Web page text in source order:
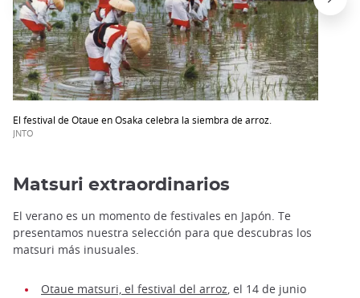
El festival de Otaue en Osaka celebra la siembra de arroz.
JNTO
Matsuri extraordinarios
El verano es un momento de festivales en Japón. Te
presentamos nuestra selección para que descubras los
matsuri más inusuales.
Otaue matsuri, el festival del arroz, el 14 de junio